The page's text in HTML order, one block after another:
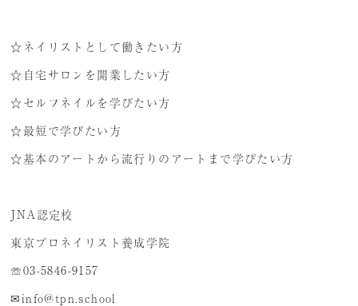
☆ネイリストとして働きたい方
☆自宅サロンを開業したい方
☆セルフネイルを学びたい方
☆最短で学びたい方
☆基本のアートから流行りのアートまで学びたい方
JNA認定校
東京プロネイリスト養成学院
☏03-5846-9157
✉info@tpn.school